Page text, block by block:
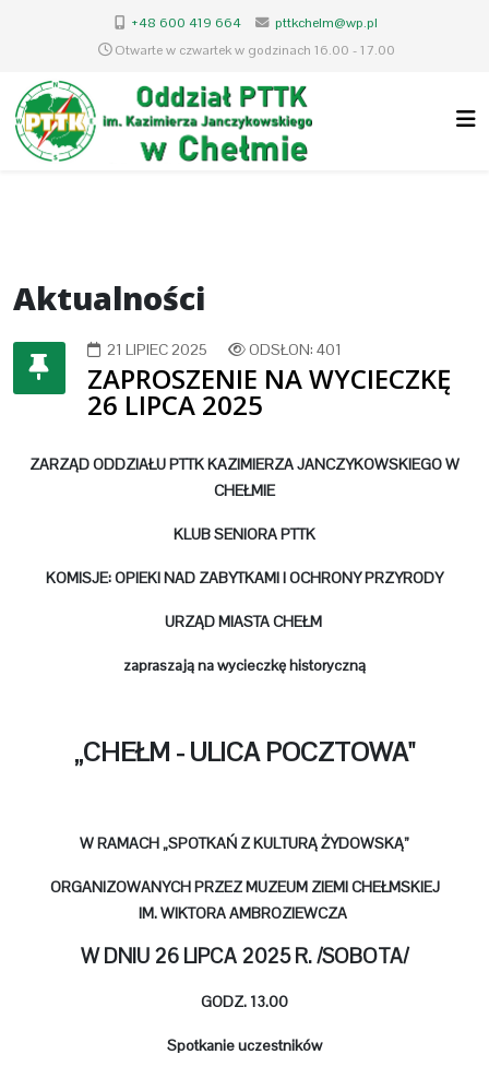
+48 600 419 664
pttkchelm@wp.pl
Otwarte w czwartek w godzinach 16.00 - 17.00
Aktualności
21 LIPIEC 2025 ODSŁON: 401
ZAPROSZENIE NA WYCIECZKĘ
26 LIPCA 2025
ZARZĄD ODDZIAŁU PTTKKAZIMIERZA JANCZYKOWSKIEGO W
CHEŁMIE
KLUB SENIORA PTTK
KOMISJE: OPIEKI NAD ZABYTKAMI I OCHRONY PRZYRODY
URZĄD MIASTA CHEŁM
zapraszają na wycieczkę historyczną
„CHEŁM - ULICA POCZTOWA"
W RAMACH „SPOTKAŃ Z KULTURĄ ŻYDOWSKĄ”
ORGANIZOWANYCH PRZEZ MUZEUM ZIEMI CHEŁMSKIEJ
IM.WIKTORA AMBROZIEWCZA
W DNIU 26 LIPCA 2025 R. /SOBOTA/
GODZ. 13.00
Spotkanie uczestników